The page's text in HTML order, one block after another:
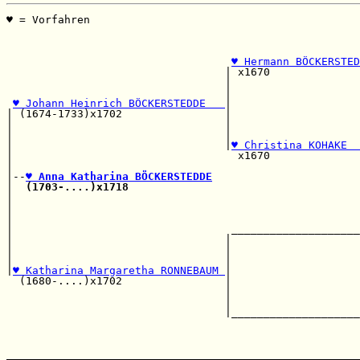
♥ = Vorfahren
♥ Hermann
| x1670
♥ Johann Heinrich BÖCKERSTEDDE
| (1674-1733)x1702                |
♥ Christina
|                                   x1670
|--♥ Anna Katharina BÖCKERSTEDDE
(1703-....)x1718
♥ Katharina Margaretha RONNEBAUM
(1680-....)x1702                |